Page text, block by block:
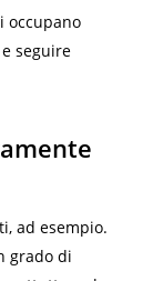
occupano
seguire
ad esempio.
grado di